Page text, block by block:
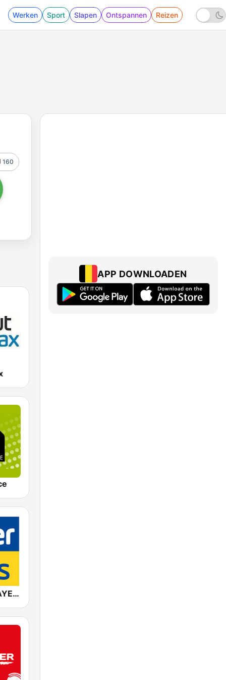
Werken Sport Slapen Ontspannen Reizen
160
ANTENNE BAYERN 80er Hits
APP DOWNLOADEN